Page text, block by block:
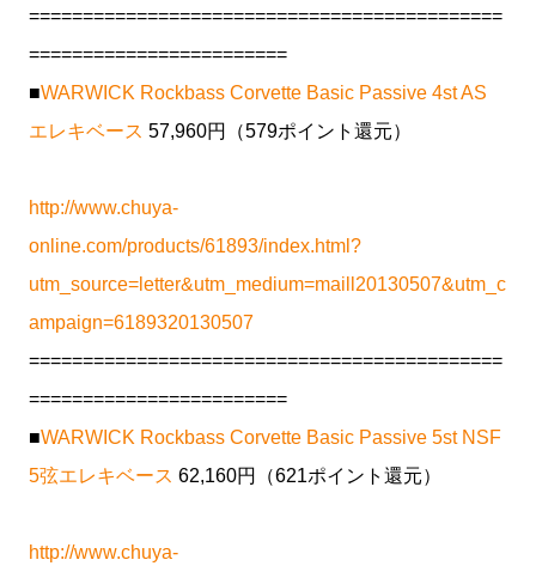
============================================
========================
■WARWICK Rockbass Corvette Basic Passive 4st AS
エレキベース 57,960円（579ポイント還元）
http://www.chuya-
online.com/products/61893/index.html?
utm_source=letter&utm_medium=maill20130507&utm_c
ampaign=6189320130507
============================================
========================
■WARWICK Rockbass Corvette Basic Passive 5st NSF
5弦エレキベース 62,160円（621ポイント還元）
http://www.chuya-